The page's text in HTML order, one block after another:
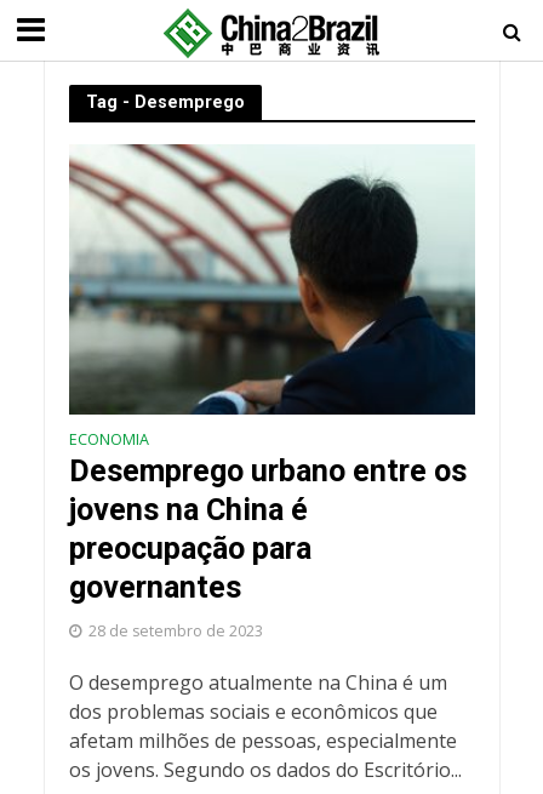
Tag - Desemprego
ECONOMIA
Desemprego urbano entre os
jovens na China é
preocupação para
governantes
28 de setembro de 2023
O desemprego atualmente na China é um
dos problemas sociais e econômicos que
afetam milhões de pessoas, especialmente
os jovens. Segundo os dados do Escritório...